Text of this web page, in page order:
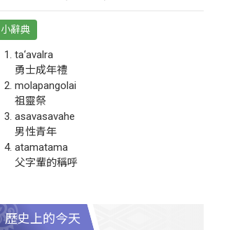
小辭典
ta‘avalra
勇士成年禮
molapangolai
祖靈祭
asavasavahe
男性青年
atamatama
父字輩的稱呼
歷史上的今天